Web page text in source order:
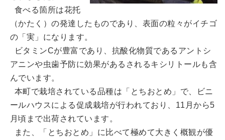
食べる箇所は花托
（かたく）の発達したものであり、表面の粒々がイチゴ
の「実」になります。
ビタミンCが豊富であり、抗酸化物質であるアントシ
アニンや虫歯予防に効果があるされるキシリトールも含
んでいます。
本町で栽培されている品種は「とちおとめ」で、ビニ
ールハウスによる促成栽培が行われており、11月から5
月頃まで出荷されています。
また、「とちおとめ」に比べて極めて大きく概観が優